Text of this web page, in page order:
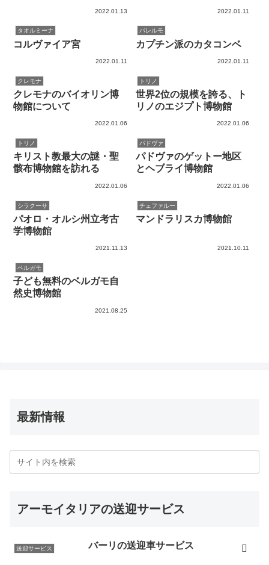
2022.01.13 2022.01.11
タオルミーナ
コルヴァイア宮
2022.01.11
パレルモ
カプチン派のカタコンベ
2022.01.11
クレモナ
クレモナのバイオリン博
物館について
2022.01.06
トリノ
世界2位の規模を誇る、ト
リノのエジプト博物館
2022.01.06
トリノ
キリスト教最大の謎・聖
骸布博物館を訪れる
2022.01.06
パドヴァ
パドヴァのゲットー地区
とヘブライ博物館
2022.01.06
シラクーサ
パオロ・オルシ州立考古
学博物館
2021.11.13
チェファルー
マンドラリスカ博物館
2021.10.11
ベルガモ
子ども無料のベルガモ自
然史博物館
2021.08.25
最新情報
アーモイタリアの送迎サービス
送迎サービス バーリの送迎車サービス